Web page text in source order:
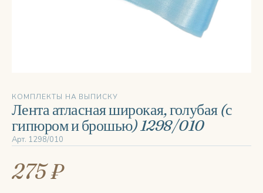
КОМПЛЕКТЫ НА ВЫПИСКУ
Лента атласная широкая, голубая (с
гипюром и брошью) 1298/010
Арт. 1298/010
275 ₽